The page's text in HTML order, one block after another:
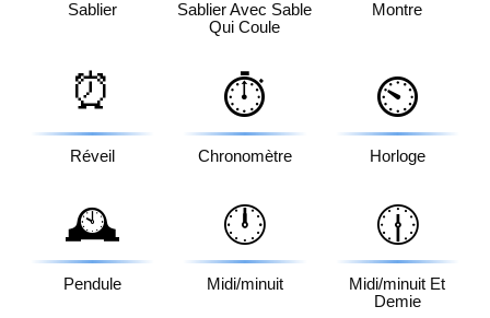
Sablier
Sablier Avec Sable
Qui Coule
Montre
⏰
Réveil
⏱️
Chronomètre
⏲️
Horloge
🕰️
Pendule
🕛
Midi/minuit
🕧
Midi/minuit Et
Demie